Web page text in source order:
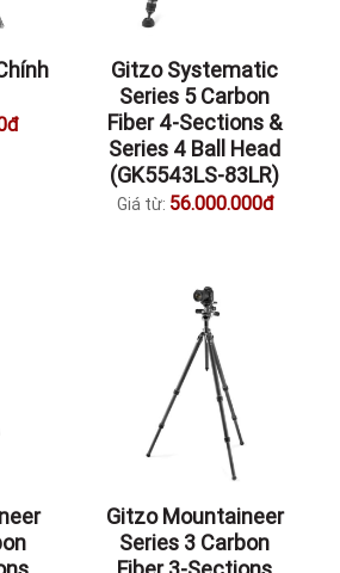
Gitzo Systematic
Series 5 Carbon
Fiber 4-Sections &
Series 4 Ball Head
(GK5543LS-83LR)
Giá từ: 56.000.000đ
Gitzo Mountaineer
Series 3 Carbon